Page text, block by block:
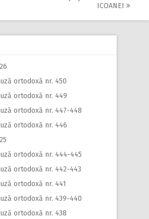
ICOANEI
ortodoxă nr. 450
ortodoxă nr. 449
ortodoxă nr. 447-448
ortodoxă nr. 446
ortodoxă nr. 444-445
ortodoxă nr. 442-443
ortodoxă nr. 441
ortodoxă nr. 439-440
ortodoxă nr. 438